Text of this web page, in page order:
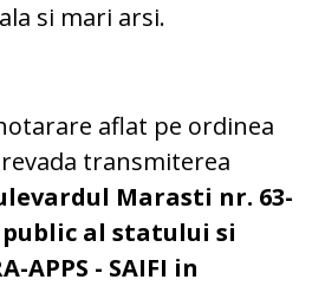
si mari arsi.
aflat pe ordinea
transmiterea
Marasti nr. 63-
al statului si
APPS - SAIFI in